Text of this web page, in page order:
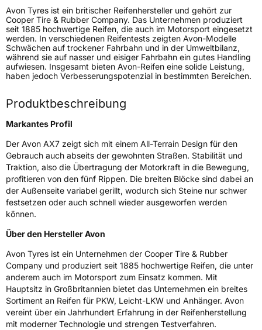
Gewicht (in kg)
17,2 kg
Generelle Merkmale
FahrzeugtypSUV
VerwendungSommerreifen
FahrzeugartPKW & SUV
Weitere Eigenschaften
Schlauchtyp TL
ZustandNeureifen
M+SJa
VerstärktXL
EU Label
Effizienz
NasshaftungB
Avon Tyres ist ein britischer Reifenhersteller und gehört zur
Cooper Tire & Rubber Company. Das Unternehmen produziert
seit 1885 hochwertige Reifen, die auch im Motorsport eingesetzt
werden. In verschiedenen Reifentests zeigten Avon-Modelle
Schwächen auf trockener Fahrbahn und in der Umweltbilanz,
während sie auf nasser und eisiger Fahrbahn ein gutes Handling
aufwiesen. Insgesamt bieten Avon-Reifen eine solide Leistung,
haben jedoch Verbesserungspotenzial in bestimmten Bereichen.
Produktbeschreibung
Markantes Profil
Der Avon AX7 zeigt sich mit einem All-Terrain Design für den
Gebrauch auch abseits der gewohnten Straßen. Stabilität und
Traktion, also die Übertragung der Motorkraft in die Bewegung,
profitieren von den fünf Rippen. Die breiten Blöcke sind dabei an
der Außenseite variabel gerillt, wodurch sich Steine nur schwer
festsetzen oder auch schnell wieder ausgeworfen werden
können.
Über den Hersteller Avon
Avon Tyres ist ein Unternehmen der Cooper Tire & Rubber
Company und produziert seit 1885 hochwertige Reifen, die unter
anderem auch im Motorsport zum Einsatz kommen. Mit
Hauptsitz in Großbritannien bietet das Unternehmen ein breites
Sortiment an Reifen für PKW, Leicht-LKW und Anhänger. Avon
vereint über ein Jahrhundert Erfahrung in der Reifenherstellung
mit moderner Technologie und strengen Testverfahren.